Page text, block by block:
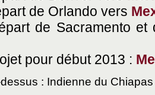
de Orlando vers
de Sacramento
pour début 2013 :
: Indienne du Chiapas